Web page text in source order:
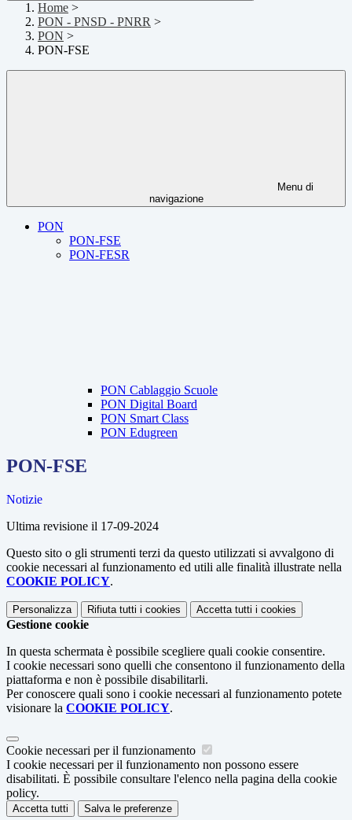
Home >
PON - PNSD - PNRR >
PON >
PON-FSE
Menu di
navigazione
PON
PON-FSE
PON-FESR
PON Cablaggio Scuole
PON Digital Board
PON Smart Class
PON Edugreen
PON-FSE
Notizie
Ultima revisione il 17-09-2024
Questo sito o gli strumenti terzi da questo utilizzati si avvalgono di
cookie necessari al funzionamento ed utili alle finalità illustrate nella
COOKIE POLICY.
Personalizza Rifiuta tutti i cookies Accetta tutti i cookies
Gestione cookie
In questa schermata è possibile scegliere quali cookie consentire.
I cookie necessari sono quelli che consentono il funzionamento della
piattaforma e non è possibile disabilitarli.
Per conoscere quali sono i cookie necessari al funzionamento potete
visionare la COOKIE POLICY.
Cookie necessari per il funzionamento
I cookie necessari per il funzionamento non possono essere
disabilitati. È possibile consultare l'elenco nella pagina della cookie
policy.
Accetta tutti Salva le preferenze